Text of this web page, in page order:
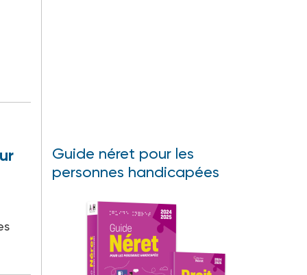
Guide néret pour les
personnes handicapées